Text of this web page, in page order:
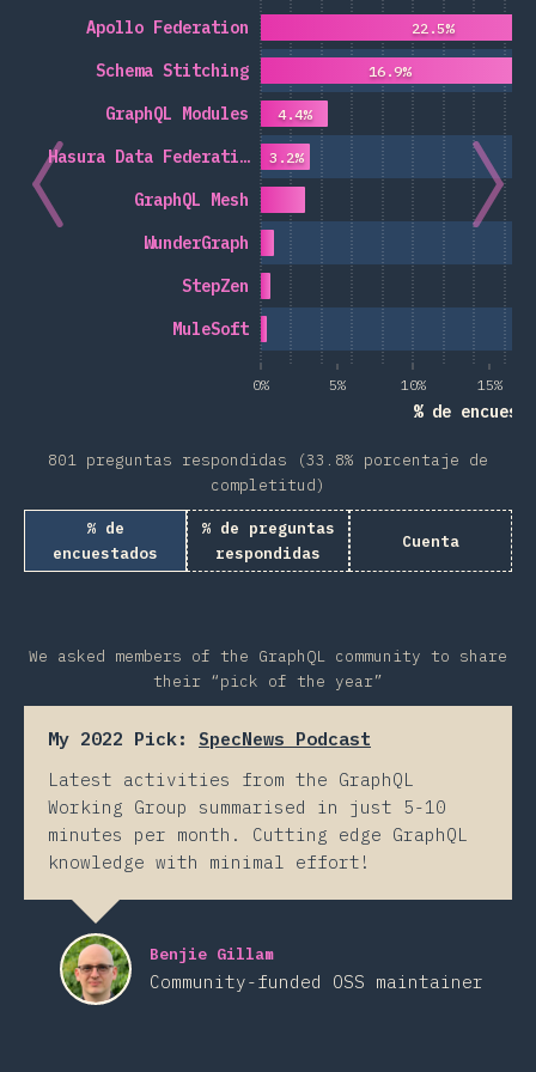
0% 5% 10% 15%
% de
MuleSoft
StepZen
WunderGraph
GraphQL Mesh
Hasura Data Federati…
GraphQL Modules
Schema Stitching
Apollo Federation
3.2%
4.4%
16.9%
22.5%
801 preguntas respondidas (33.8% porcentaje de
completitud)
% de
encuestados
% de preguntas
respondidas
Cuenta
We asked members of the GraphQL community to share
their “pick of the year”
My 2022 Pick: SpecNews Podcast
Latest activities from the GraphQL
Working Group summarised in just 5-10
minutes per month. Cutting edge GraphQL
knowledge with minimal effort!
Benjie Gillam
Community-funded OSS maintainer